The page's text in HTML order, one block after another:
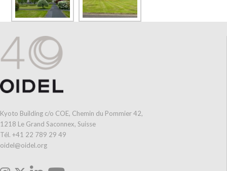
Kyoto Building c/o COE, Chemin du Pommier 42,
1218 Le Grand Saconnex, Suisse
Tél. +41 22 789 29 49
oidel@oidel.org